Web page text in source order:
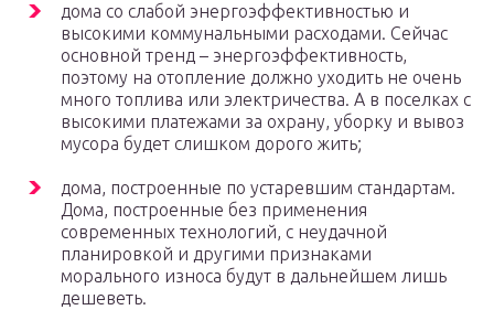
дома со слабой энергоэффективностью и
высокими коммунальными расходами. Сейчас
основной тренд – энергоэффективность,
поэтому на отопление должно уходить не очень
много топлива или электричества. А в поселках с
высокими платежами за охрану, уборку и вывоз
мусора будет слишком дорого жить;
дома, построенные по устаревшим стандартам.
Дома, построенные без применения
современных технологий, с неудачной
планировкой и другими признаками
морального износа будут в дальнейшем лишь
дешеветь.